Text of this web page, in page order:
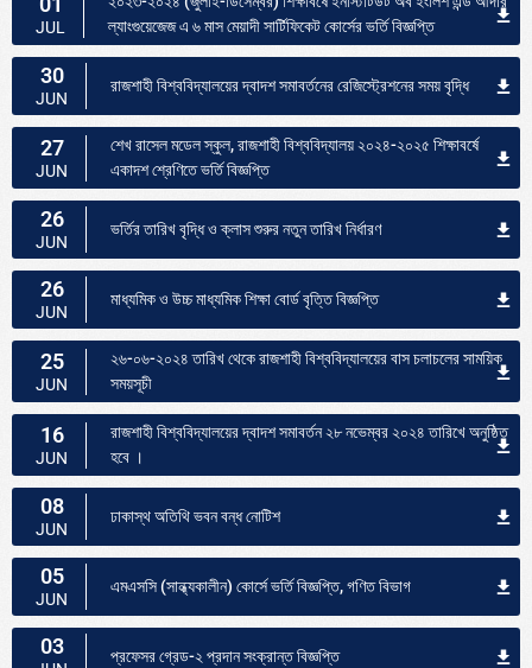
JUL
ল্যাংগুয়েজেজ এ ৬ মাস মেয়াদী সার্টিফিকেট কোর্সের ভর্তি বিজ্ঞপ্তি
30
JUN
রাজশাহী বিশ্ববিদ্যালয়ের দ্বাদশ সমাবর্তনের রেজিস্ট্রেশনের সময় বৃদ্ধি
27
JUN
শেখ রাসেল মডেল স্কুল, রাজশাহী বিশ্ববিদ্যালয় ২০২৪-২০২৫ শিক্ষাবর্ষে
একাদশ শ্রেণিতে ভর্তি বিজ্ঞপ্তি
26
JUN
ভর্তির তারিখ বৃদ্ধি ও ক্লাস শুরুর নতুন তারিখ নির্ধারণ
26
JUN
মাধ্যমিক ও উচ্চ মাধ্যমিক শিক্ষা বোর্ড বৃত্তি বিজ্ঞপ্তি
25
JUN
২৬-০৬-২০২৪ তারিখ থেকে রাজশাহী বিশ্ববিদ্যালয়ের বাস চলাচলের সাময়িক
সময়সূচী
16
JUN
রাজশাহী বিশ্ববিদ্যালয়ের দ্বাদশ সমাবর্তন ২৮ নভেম্বর ২০২৪ তারিখে অনুষ্ঠিত
হবে ।
08
JUN
ঢাকাস্থ অতিথি ভবন বন্ধ নোটিশ
05
JUN
এমএসসি (সান্ধ্যকালীন) কোর্সে ভর্তি বিজ্ঞপ্তি, গণিত বিভাগ
03 প্রফেসর গ্রেড-২ প্রদান সংক্রান্ত বিজ্ঞপ্তি